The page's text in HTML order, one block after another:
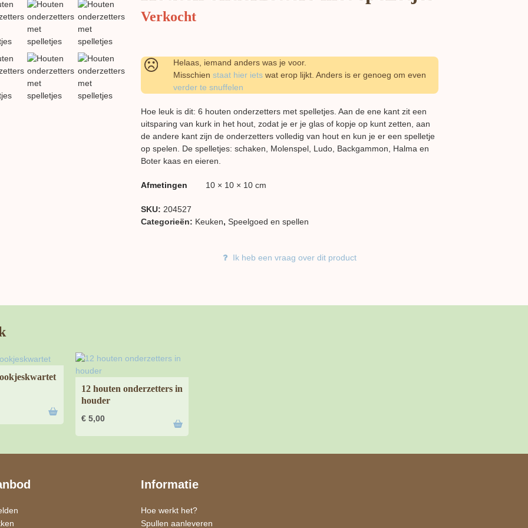
Verkocht
Helaas, iemand anders was je voor.
Misschien staat hier iets wat erop lijkt. Anders is er genoeg om even
verder te snuffelen
Hoe leuk is dit: 6 houten onderzetters met spelletjes. Aan de ene kant zit een
uitsparing van kurk in het hout, zodat je er je glas of kopje op kunt zetten, aan
de andere kant zijn de onderzetters volledig van hout en kun je er een spelletje
op spelen. De spelletjes: schaken, Molenspel, Ludo, Backgammon, Halma en
Boter kaas en eieren.
Afmetingen 10 × 10 × 10 cm
SKU: 204527
Categorieën: Keuken, Speelgoed en spellen
Ik heb een vraag over dit product
12 houten onderzetters in
houder
€ 5,00
Informatie
Hoe werkt het?
Spullen aanleveren